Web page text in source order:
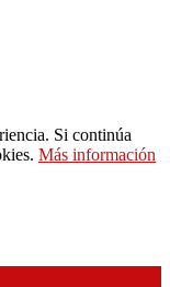
de
sobre
Si continúa
Más información